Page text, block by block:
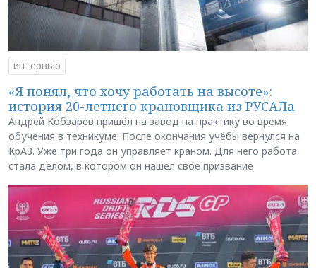
интервью
«Я понял, что хочу работать на высоте»:
история 20-летнего крановщика из РУСАЛа
Андрей Кобзарев пришёл на завод на практику во время
обучения в техникуме. После окончания учёбы вернулся на
КрАЗ. Уже три года он управляет краном. Для него работа
стала делом, в котором он нашёл своё призвание